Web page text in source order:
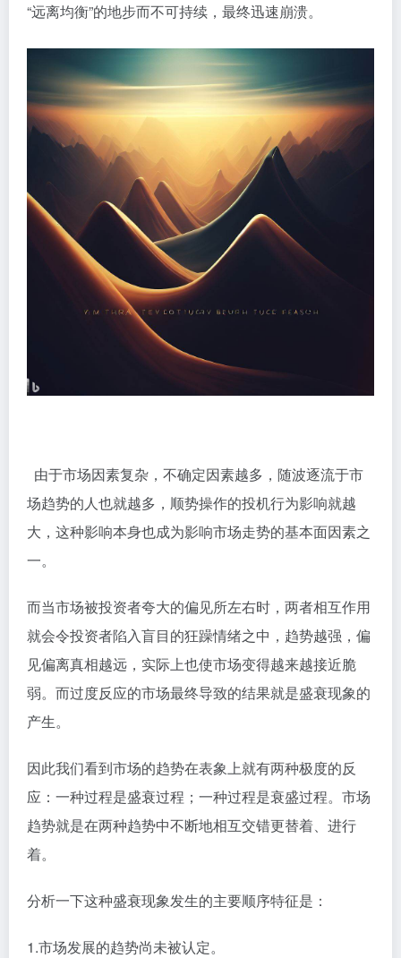
“远离均衡”的地步而不可持续，最终迅速崩溃。
由于市场因素复杂，不确定因素越多，随波逐流于市
场趋势的人也就越多，顺势操作的投机行为影响就越
大，这种影响本身也成为影响市场走势的基本面因素之
一。
而当市场被投资者夸大的偏见所左右时，两者相互作用
就会令投资者陷入盲目的狂躁情绪之中，趋势越强，偏
见偏离真相越远，实际上也使市场变得越来越接近脆
弱。而过度反应的市场最终导致的结果就是盛衰现象的
产生。
因此我们看到市场的趋势在表象上就有两种极度的反
应：一种过程是盛衰过程；一种过程是衰盛过程。市场
趋势就是在两种趋势中不断地相互交错更替着、进行
着。
分析一下这种盛衰现象发生的主要顺序特征是：
1.市场发展的趋势尚未被认定。